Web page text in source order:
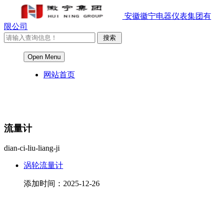
安徽徽宁电器仪表集团有
限公司
Open Menu
网站首页
流量计
dian-ci-liu-liang-ji
涡轮流量计
添加时间：2025-12-26